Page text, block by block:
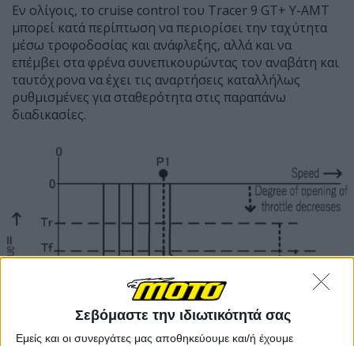
Σεβόμαστε την ιδιωτικότητά σας
Εμείς και οι συνεργάτες μας αποθηκεύουμε και/ή έχουμε
Εν ολίγοις, το cruise control του Tracer 9 GT+ Y-AMT
μπορεί κατά περίπτωση να περιορίσει την ταχύτητα
μέσω τροφοδοσίας και ανάφλεξης, αλλά και να
επέμβει στα φρένα συνεπικουρώντας τον αναβάτη και
ταυτόχρονα να έχει τις αναρτήσεις καταλλήλως
ρυθμισμένες για σταθερότητα στις παραπάνω
διαδικασίες.